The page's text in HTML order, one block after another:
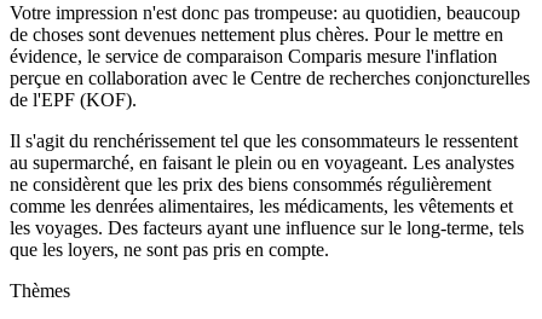
Votre impression n'est donc pas trompeuse: au quotidien, beaucoup
de choses sont devenues nettement plus chères. Pour le mettre en
évidence, le service de comparaison Comparis mesure l'inflation
perçue en collaboration avec le Centre de recherches conjoncturelles
de l'EPF (KOF).
Il s'agit du renchérissement tel que les consommateurs le ressentent
au supermarché, en faisant le plein ou en voyageant. Les analystes
ne considèrent que les prix des biens consommés régulièrement
comme les denrées alimentaires, les médicaments, les vêtements et
les voyages. Des facteurs ayant une influence sur le long-terme, tels
que les loyers, ne sont pas pris en compte.
Thèmes